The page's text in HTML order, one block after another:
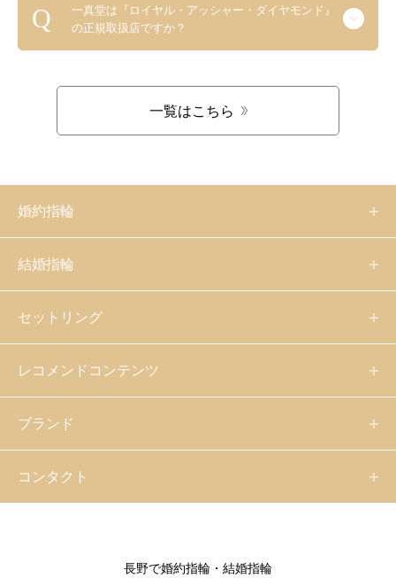
一真堂は『ロイヤル・アッシャー・ダイヤモンド』
の正規取扱店ですか？
一覧はこちら
婚約指輪
結婚指輪
セットリング
レコメンドコンテンツ
ブランド
コンタクト
長野で婚約指輪・結婚指輪